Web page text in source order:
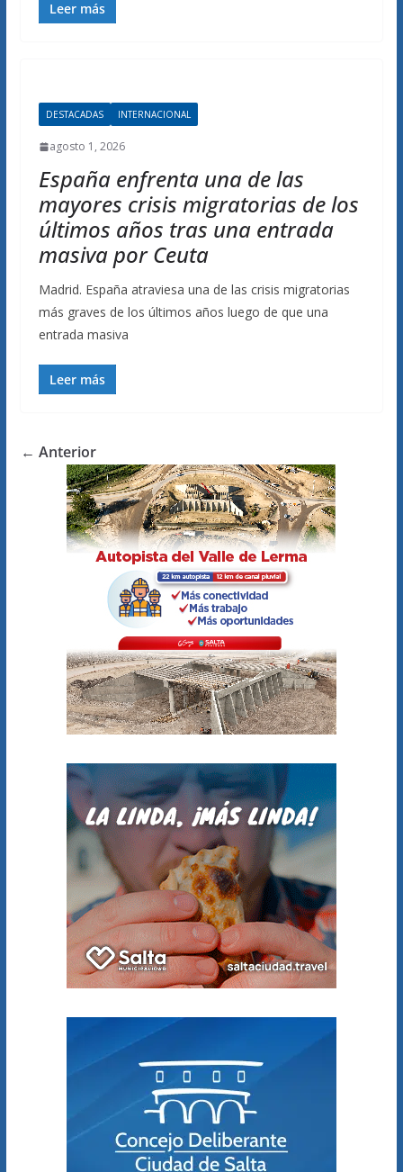
Leer más
DESTACADAS INTERNACIONAL
agosto 1, 2026
España enfrenta una de las
mayores crisis migratorias de los
últimos años tras una entrada
masiva por Ceuta
Madrid. España atraviesa una de las crisis migratorias
más graves de los últimos años luego de que una
entrada masiva
Leer más
← Anterior